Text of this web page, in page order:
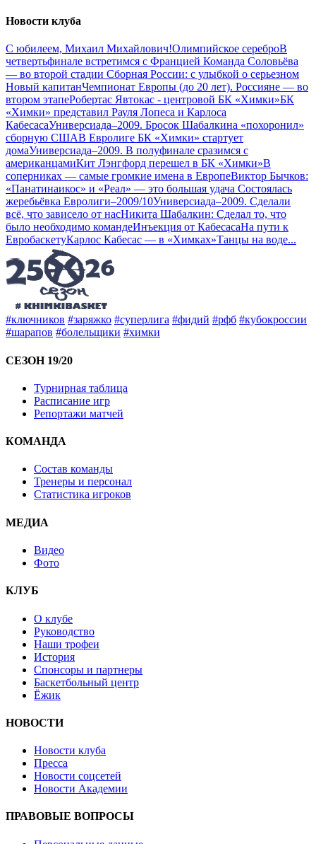
Новости клуба
С юбилеем, Михаил Михайлович!Олимпийское сереброВ
четвертьфинале встретимся с Францией Команда Соловьёва
— во второй стадии Сборная России: с улыбкой о серьезном
Новый капитанЧемпионат Европы (до 20 лет). Россияне — во
втором этапеРобертас Явтокас - центровой БК «Химки»БК
«Химки» представил Рауля Лопеса и Карлоса
КабесасаУниверсиада–2009. Бросок Шабалкина «похоронил»
сборную СШАВ Евролиге БК «Химки» стартует
домаУниверсиада–2009. В полуфинале сразимся с
американцамиКит Лэнгфорд перешел в БК «Химки»В
соперниках — самые громкие имена в ЕвропеВиктор Бычков:
«Панатинаикос» и «Реал» — это большая удача Состоялась
жеребьёвка Евролиги–2009/10Универсиада–2009. Сделали
всё, что зависело от насНикита Шабалкин: Сделал то, что
было необходимо командеИнъекция от КабесасаНа пути к
ЕвробаскетуКарлос Кабесас — в «Химках»Танцы на воде...
#ключников #заряжко #суперлига #фидий #рфб #кубокроссии
#шарапов #болельщики #химки
СЕЗОН 19/20
Турнирная таблица
Расписание игр
Репортажи матчей
КОМАНДА
Состав команды
Тренеры и персонал
Статистика игроков
МЕДИА
Видео
Фото
КЛУБ
О клубе
Руководство
Наши трофеи
История
Спонсоры и партнеры
Баскетбольный центр
Ёжик
НОВОСТИ
Новости клуба
Пресса
Новости соцсетей
Новости Академии
ПРАВОВЫЕ ВОПРОСЫ